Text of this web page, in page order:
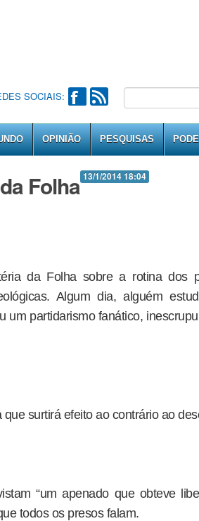
SOCIAIS:
OPINIÃO PESQUISAS
13/1/2014 18:04
Folha
da Folha sobre a rotina dos
Algum dia, alguém
um partidarismo fanático,
surtirá efeito ao contrário ao
“um apenado que obteve
todos os presos falam.